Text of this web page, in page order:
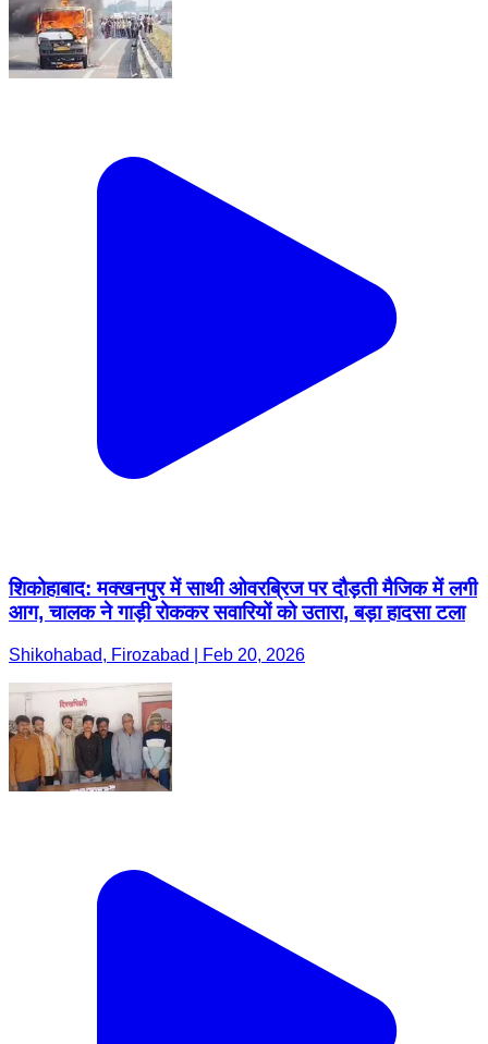
शिकोहाबाद: मक्खनपुर में साथी ओवरब्रिज पर दौड़ती मैजिक में लगी
आग, चालक ने गाड़ी रोककर सवारियों को उतारा, बड़ा हादसा टला
Shikohabad, Firozabad | Feb 20, 2026